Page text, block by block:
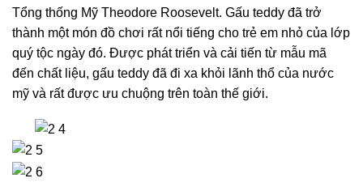
Tổng thống Mỹ Theodore Roosevelt. Gấu teddy đã trở
thành một món đồ chơi rất nổi tiếng cho trẻ em nhỏ của lớp
quý tộc ngày đó. Được phát triển và cải tiến từ mẫu mã
đến chất liệu, gấu teddy đã đi xa khỏi lãnh thổ của nước
mỹ và rất được ưu chuộng trên toàn thế giới.